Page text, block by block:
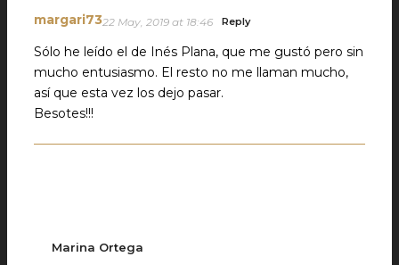
margari7322 May, 2019 at 18:46 Reply
Sólo he leído el de Inés Plana, que me gustó pero sin
mucho entusiasmo. El resto no me llaman mucho,
así que esta vez los dejo pasar.
Besotes!!!
Marina Ortega